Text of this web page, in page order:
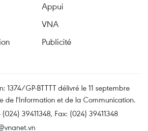
Appui
VNA
Publicité
1374/GP-BTTTT délivré le 11 septembre
de l'Information et de la Communication.
39411348, Fax: (024) 39411348